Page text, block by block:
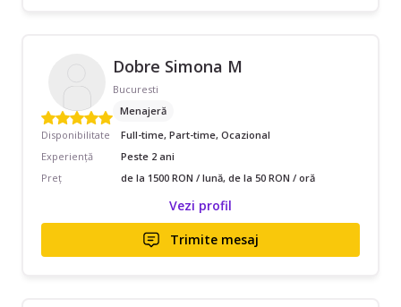
Dobre Simona M
Bucuresti
Menajeră
Disponibilitate
Full-time, Part-time, Ocazional
Experiență
Peste 2 ani
Preț
de la 1500 RON / lună, de la 50 RON / oră
Vezi profil
Trimite mesaj